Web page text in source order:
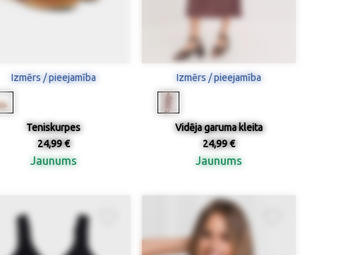
Izmērs / pieejamība
Teniskurpes
24,99 €
Jaunums
Izmērs / pieejamība
Vidēja garuma kleita
24,99 €
Jaunums